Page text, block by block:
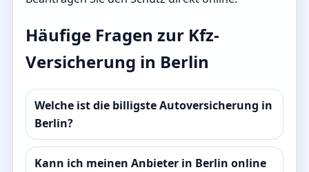
Häufige Fragen zur Kfz-
Versicherung in Berlin
Welche ist die billigste Autoversicherung in
Berlin?
Kann ich meinen Anbieter in Berlin online